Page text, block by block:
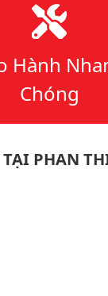
Hành
Chóng
PHAN